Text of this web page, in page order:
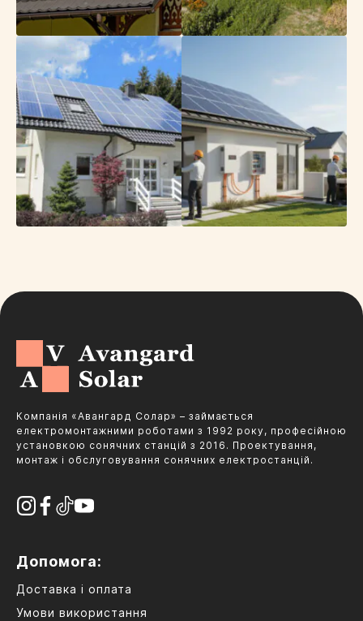
Компанія «Авангард Солар» – займається
електромонтажними роботами з 1992 року, професійною
установкою сонячних станцій з 2016. Проектування,
монтаж і обслуговування сонячних електростанцій.
Допомога:
Доставка і оплата
Умови використання